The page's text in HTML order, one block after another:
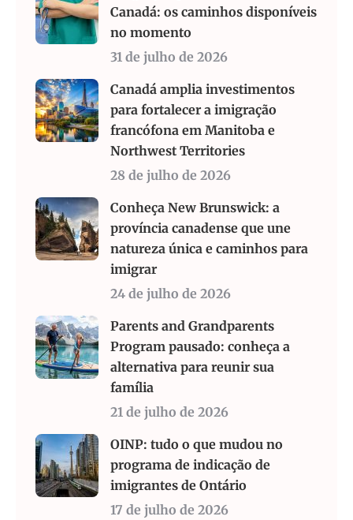
Canadá: os caminhos disponíveis
no momento
31 de julho de 2026
Canadá amplia investimentos
para fortalecer a imigração
francófona em Manitoba e
Northwest Territories
28 de julho de 2026
Conheça New Brunswick: a
província canadense que une
natureza única e caminhos para
imigrar
24 de julho de 2026
Parents and Grandparents
Program pausado: conheça a
alternativa para reunir sua
família
21 de julho de 2026
OINP: tudo o que mudou no
programa de indicação de
imigrantes de Ontário
17 de julho de 2026